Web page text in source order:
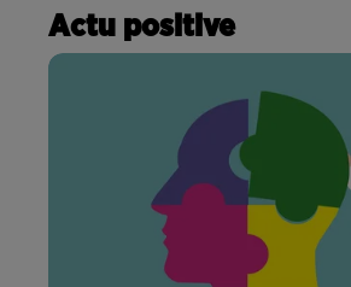
Actu positive